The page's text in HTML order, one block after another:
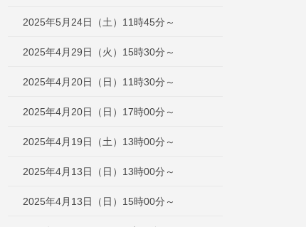
2025年5月24日（土）11時45分～
2025年4月29日（火）15時30分～
2025年4月20日（日）11時30分～
2025年4月20日（日）17時00分～
2025年4月19日（土）13時00分～
2025年4月13日（日）13時00分～
2025年4月13日（日）15時00分～